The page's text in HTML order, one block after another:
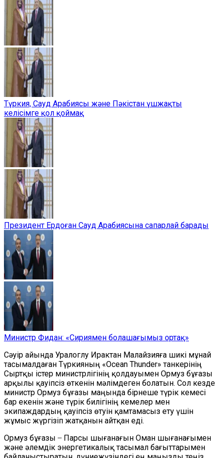
Түркия, Сауд Арабиясы және Пәкістан үшжақты
келісімге қол қоймақ
Президент Ердоған Сауд Арабиясына сапарлай барады
Министр Фидан: «Сириямен болашағымыз ортақ»
Сәуір айында Уралоглу Ирактан Малайзияға шикі мұнай
тасымалдаған Түркияның «Ocean Thunder» танкерінің
Сыртқы істер министрлігінің қолдауымен Ормуз бұғазы
арқылы қауіпсіз өткенін мәлімдеген болатын. Сол кезде
министр Ормуз бұғазы маңында бірнеше түрік кемесі
бар екенін және түрік билігінің кемелер мен
экипаждардың қауіпсіз өтуін қамтамасыз ету үшін
жұмыс жүргізіп жатқанын айтқан еді.
Ормуз бұғазы ̶ Парсы шығанағын Оман шығанағымен
және әлемдік энергетикалық тасымал бағыттарымен